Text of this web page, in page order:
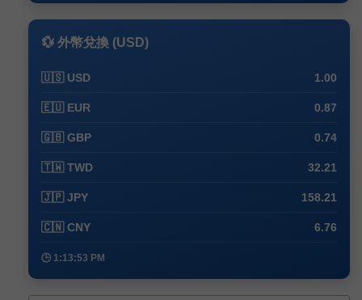
💱 外幣兌換 (USD)
🇺🇸 USD 1.00
🇪🇺 EUR 0.87
🇬🇧 GBP 0.74
🇹🇼 TWD 32.21
🇯🇵 JPY 158.21
🇨🇳 CNY 6.76
🕒 1:14:03 PM